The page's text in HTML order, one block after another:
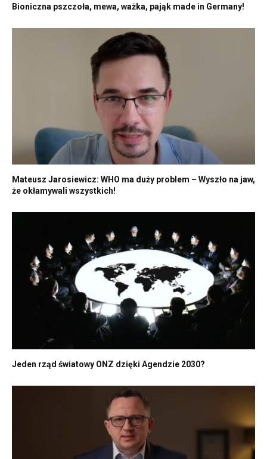
Bioniczna pszczoła, mewa, ważka, pająk made in Germany!
Mateusz Jarosiewicz: WHO ma duży problem – Wyszło na jaw,
że okłamywali wszystkich!
Jeden rząd światowy ONZ dzięki Agendzie 2030?